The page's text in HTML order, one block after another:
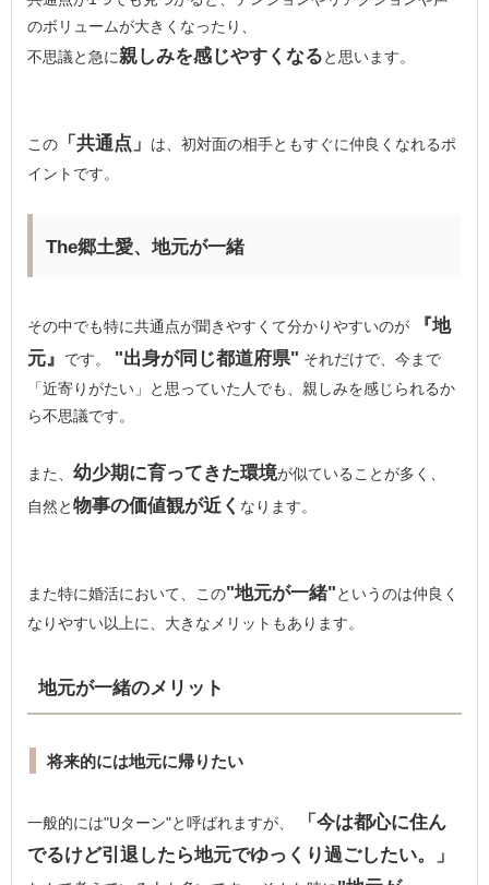
のボリュームが大きくなったり、
不思議と急に親しみを感じやすくなると思います。
この 「共通点」
は、初対面の相手ともすぐに仲良くなれるポ
イントです。
The郷土愛、地元が一緒
その中でも特に共通点が聞きやすくて分かりやすいのが
『地
元』
です。 "出身が同じ都道府県" それだけで、今まで
「近寄りがたい」と思っていた人でも、親しみを感じられるか
ら不思議です。
また、幼少期に育ってきた環境が似ていることが多く、
自然と物事の価値観が近く なります。
また特に婚活において、この"地元が一緒"というのは仲良く
なりやすい以上に、大きなメリットもあります。
地元が一緒のメリット
将来的には地元に帰りたい
一般的には"Uターン"と呼ばれますが、
「今は都心に住ん
でるけど引退したら地元でゆっくり過ごしたい。」